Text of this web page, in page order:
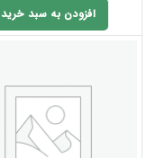
افزودن به سبد خرید